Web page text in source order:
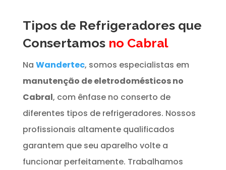
Tipos de Refrigeradores que
Consertamos no Cabral
Na Wandertec, somos especialistas em
manutenção de eletrodomésticos no
Cabral, com ênfase no conserto de
diferentes tipos de refrigeradores. Nossos
profissionais altamente qualificados
garantem que seu aparelho volte a
funcionar perfeitamente. Trabalhamos